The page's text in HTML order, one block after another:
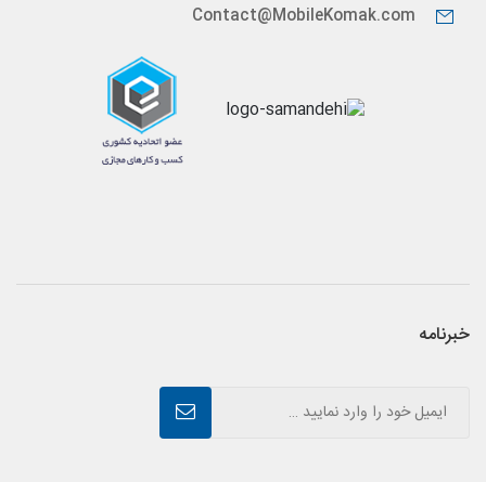
Contact@MobileKomak.com
خبرنامه